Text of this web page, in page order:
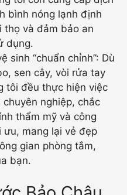
bình nóng lạnh định
thọ và đảm bảo an
dụng.
sinh “chuẩn chỉnh”: Dù
sen cây, vòi rửa tay
tôi đều thực hiện việc
nghiệp, chắc
thẩm mỹ và công
ưu, mang lại vẻ đẹp
gian phòng tắm,
bạn.